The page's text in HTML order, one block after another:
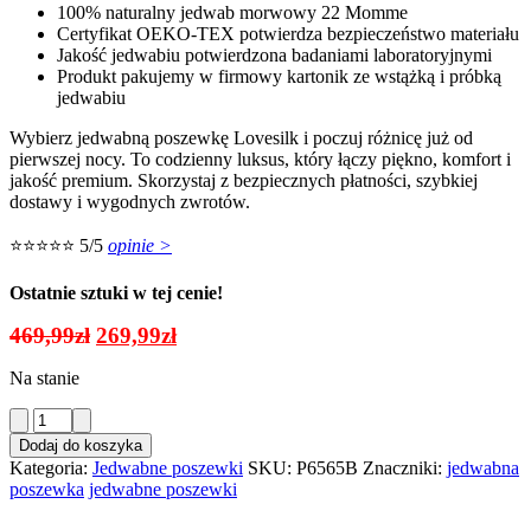
100% naturalny jedwab morwowy 22 Momme
Certyfikat OEKO-TEX potwierdza bezpieczeństwo materiału
Jakość jedwabiu potwierdzona badaniami laboratoryjnymi
Produkt pakujemy w firmowy kartonik ze wstążką i próbką
jedwabiu
Wybierz jedwabną poszewkę Lovesilk i poczuj różnicę już od
pierwszej nocy. To codzienny luksus, który łączy piękno, komfort i
jakość premium. Skorzystaj z bezpiecznych płatności, szybkiej
dostawy i wygodnych zwrotów.
⭐⭐⭐⭐⭐ 5/5 opinie >
Ostatnie sztuki w tej cenie!
469,99zł Pierwotna
269,99złAktualna
Na stanie
ilość
Jedwabna
Poszewka
Czarna
65x65
Dodaj do koszyka
Kategoria: Jedwabne poszewki SKU: P6565B Znaczniki: jedwabna
poszewka jedwabne poszewki